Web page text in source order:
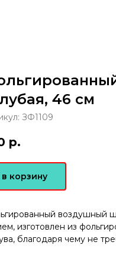
46 см
ЗФ1109
р.
в корзину
воздушный
изготовлен из
благодаря чему не